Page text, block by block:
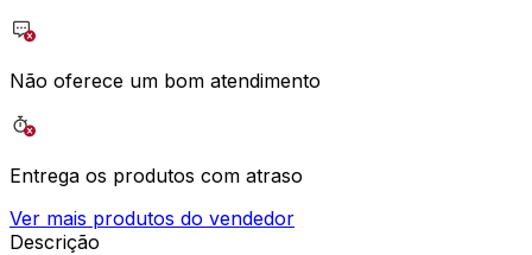
Não oferece um bom atendimento
Entrega os produtos com atraso
Ver mais produtos do vendedor
Descrição